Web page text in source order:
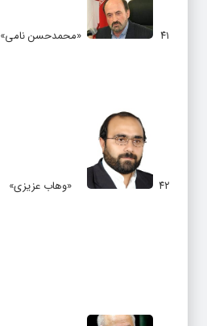
۴۱ «محمدحسن نامی»
۴۲
«وهاب عزیزی»